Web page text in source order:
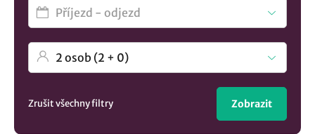
Zrušit všechny filtry Zobrazit